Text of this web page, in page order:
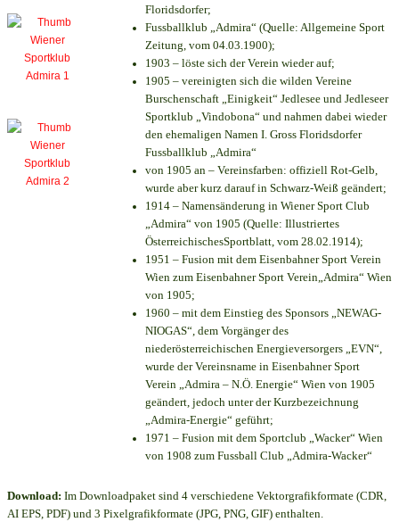
Floridsdorfer;
Fussballklub „Admira“ (Quelle: Allgemeine Sport
Zeitung, vom 04.03.1900);
1903 – löste sich der Verein wieder auf;
1905 – vereinigten sich die wilden Vereine
Burschenschaft „Einigkeit“ Jedlesee und Jedleseer
Sportklub „Vindobona“ und nahmen dabei wieder
den ehemaligen Namen I. Gross Floridsdorfer
Fussballklub „Admira“
von 1905 an – Vereinsfarben: offiziell Rot-Gelb,
wurde aber kurz darauf in Schwarz-Weiß geändert;
1914 – Namensänderung in Wiener Sport Club
„Admira“ von 1905 (Quelle: Illustriertes
ÖsterreichischesSportblatt, vom 28.02.1914);
1951 – Fusion mit dem Eisenbahner Sport Verein
Wien zum Eisenbahner Sport Verein„Admira“ Wien
von 1905;
1960 – mit dem Einstieg des Sponsors „NEWAG-
NIOGAS“, dem Vorgänger des
niederösterreichischen Energieversorgers „EVN“,
wurde der Vereinsname in Eisenbahner Sport
Verein „Admira – N.Ö. Energie“ Wien von 1905
geändert, jedoch unter der Kurzbezeichnung
„Admira-Energie“ geführt;
1971 – Fusion mit dem Sportclub „Wacker“ Wien
von 1908 zum Fussball Club „Admira-Wacker“
Download: Im Downloadpaket sind 4 verschiedene Vektorgrafikformate (CDR,
AI EPS, PDF) und 3 Pixelgrafikformate (JPG, PNG, GIF) enthalten.